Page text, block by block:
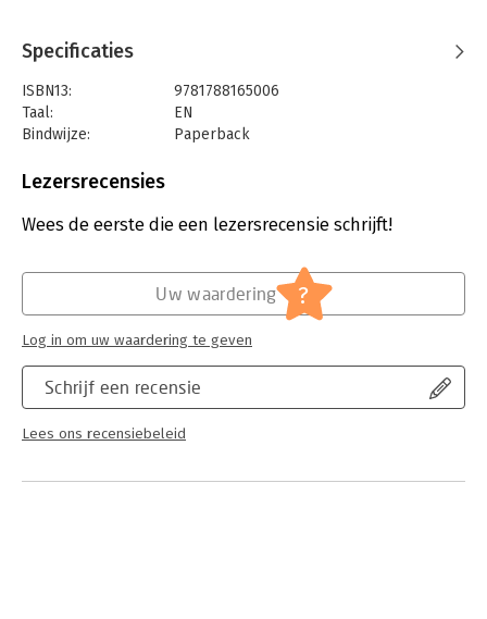
Specificaties
ISBN13:
9781788165006
Taal:
EN
Bindwijze:
Paperback
Uitgever:
Lezersrecensies
Wees de eerste die een lezersrecensie schrijft!
Schrijf een recensie
Lees ons recensiebeleid
Uw waardering ?
Log in om uw waardering te geven